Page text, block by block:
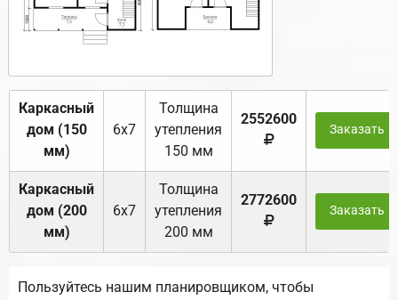
Каркасный
дом (150
мм)
6х7
Толщина
утепления
150 мм
2552600
Заказать
Каркасный
дом (200
мм)
6х7
Толщина
утепления
200 мм
2772600
Заказать
Пользуйтесь нашим планировщиком, чтобы